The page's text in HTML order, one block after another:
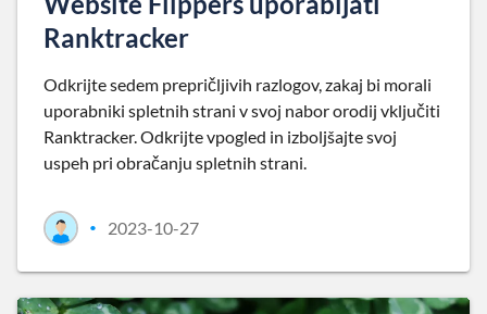
Ranktracker
Odkrijte sedem prepričljivih razlogov, zakaj bi morali
uporabniki spletnih strani v svoj nabor orodij vključiti
Ranktracker. Odkrijte vpogled in izboljšajte svoj
uspeh pri obračanju spletnih strani.
• 2023-10-27